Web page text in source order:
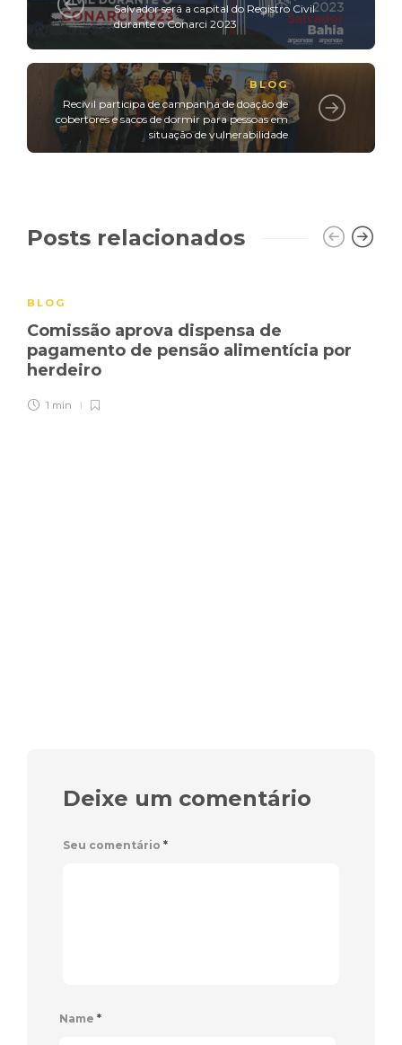
Salvador será a capital do Registro Civil
durante o Conarci 2023
BLOG
Recivil participa de campanha de doação de
cobertores e sacos de dormir para pessoas em
situação de vulnerabilidade
Posts relacionados
BLOG
Comissão aprova dispensa de
pagamento de pensão alimentícia por
herdeiro
1 min
Deixe um comentário
Seu comentário *
Name *